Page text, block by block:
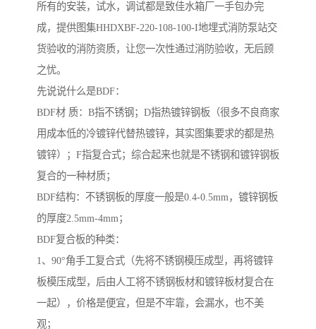
所有的安装，试水，调试都是致佳水箱厂一手包办完
成，提供图集HHDXBF-220-108-100-I地埋式消防泵站交
货验收的消防资质，让您一次性通过消防验收，无后顾
之忧。
先说说什么是BDF：
BDF材 质：B指不锈钢；D指热镀锌钢板（很多不良商家
用成本低的冷镀锌代替热镀锌，其实图集要求的都是热
镀锌）；F指复合式；综合起来也就是不锈钢和镀锌钢板
复合的一种材质；
BDF结构：不锈钢板的厚度一般是0.4-0.5mm，镀锌钢板
的厚度2.5mm-4mm；
BDF复合板的种类：
1、90°角手工复合式（先将不锈钢模压成型，再将镀锌
板模压成型，后由人工将不锈钢板材和镀锌板材复合在
一起），价格是便宜，但是不牢靠，会漏水，也不美
观；